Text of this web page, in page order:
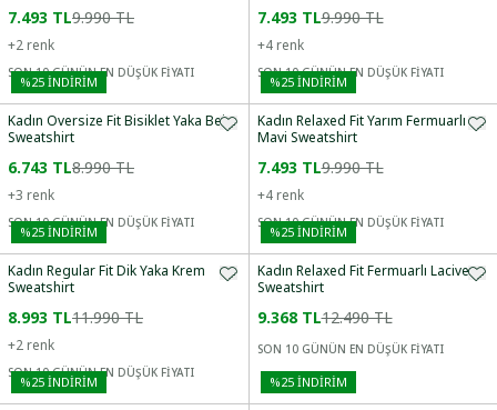
7.493 TL9.990 TL
+2 renk
SON 10 GÜNÜN EN DÜŞÜK FİYATI
7.493 TL9.990 TL
+4 renk
SON 10 GÜNÜN EN DÜŞÜK FİYATI
%25 İNDİRİM
Kadın Oversize Fit Bisiklet Yaka Bej
Sweatshirt
6.743 TL8.990 TL
+3 renk
SON 10 GÜNÜN EN DÜŞÜK FİYATI
%25İNDİRİM
Kadın Relaxed Fit Yarım Fermuarlı
Mavi Sweatshirt
7.493 TL9.990 TL
+4 renk
SON 10 GÜNÜN EN DÜŞÜK FİYATI
%25 İNDİRİM
Kadın Regular Fit Dik Yaka Krem
Sweatshirt
8.993 TL11.990 TL
+2 renk
SON 10 GÜNÜN EN DÜŞÜK FİYATI
%25İNDİRİM
Kadın Relaxed Fit Fermuarlı Lacivert
Sweatshirt
9.368 TL12.490 TL
SON 10 GÜNÜN EN DÜŞÜK FİYATI
%25 İNDİRİM %25İNDİRİM